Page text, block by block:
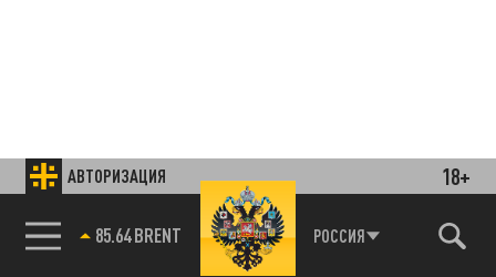
АВТОРИЗАЦИЯ 18+
85.64 BRENT РОССИЯ